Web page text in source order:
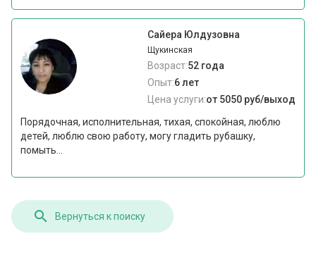
Сайера Юлдузовна
Щукинская
Возраст:52 года
Опыт:6 лет
Цена услуги:от 5050 руб/выход
Порядочная, исполнительная, тихая, спокойная, люблю
детей, люблю свою работу, могу гладить рубашку,
помыть...
Вернуться к поиску